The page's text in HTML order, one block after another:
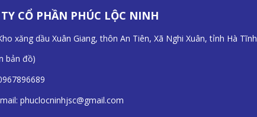
CỔ PHẦN PHÚC LỘC NINH
xăng dầu Xuân Giang, thôn An Tiên, Xã Nghi Xuân, tỉnh Hà Tĩnh
bản đồ)
phuclocninhjsc@gmail.com